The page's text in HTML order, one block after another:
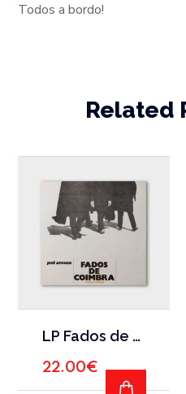
Todos a bordo!
Related
ADD
LP Fados de Coimbra e outras canções
22.00€